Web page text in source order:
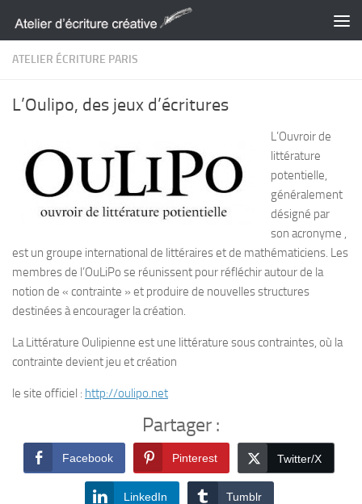
Skip to content
ATELIER ÉCRITURE PARIS
L’Oulipo, des jeux d’écritures
L’Ouvroir de
littérature
potentielle,
généralement
désigné par
son acronyme ,
est un groupe international de littéraires et de mathématiciens. Les
membres de l’OuLiPo se réunissent pour réfléchir autour de la
notion de « contrainte » et produire de nouvelles structures
destinées à encourager la création.
La Littérature Oulipienne est une littérature sous contraintes, où la
contrainte devient jeu et création
le site officiel : http://oulipo.net
Partager :
Facebook Pinterest Twitter/X
LinkedIn Tumblr